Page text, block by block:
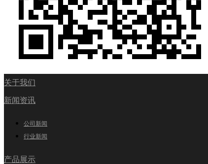
关于我们
新闻资讯
公司新闻
行业新闻
产品展示